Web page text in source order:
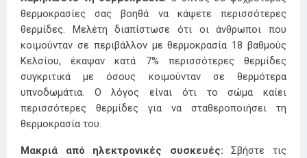
θερμοκρασίες σας βοηθά να κάψετε περισσότερες
θερμίδες. Μελέτη διαπίστωσε ότι οι άνθρωποι που
κοιμούνταν σε περιβάλλον με θερμοκρασία 18 βαθμούς
Κελσίου, έκαψαν κατά 7% περισσότερες θερμίδες
συγκριτικά με όσους κοιμούνταν σε θερμότερα
υπνοδωμάτια. Ο λόγος είναι ότι το σώμα καίει
περισσότερες θερμίδες για να σταθεροποιήσει τη
θερμοκρασία του.
Μακριά από ηλεκτρονικές συσκευές: Σβήστε τις